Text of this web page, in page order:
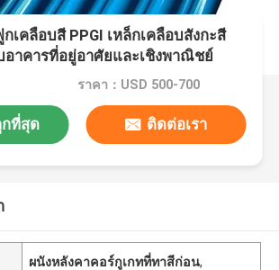
เคลือบสี PPGI เหล็กเคลือบสังกะสี
อาคารที่อยู่อาศัยและเชิงพาณิชย์
ราคา：USD 500-700
กที่สุด ติดต่อเรา
ผนังหลังคาคอร์กูเกทที่ทาสีก่อน,